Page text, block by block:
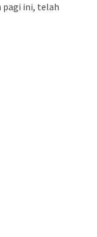
pagi ini, telah